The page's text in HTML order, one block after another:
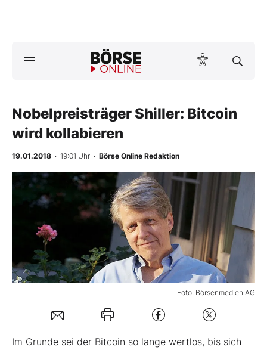
ktuelle Ausgabe BÖRSE ONLINE lesen
News
Anlageprodukte
Finanz-Check
Abo & Shop
BO-Musterdepots
Experten
Nobelpreisträger Shiller: Bitcoin
wird kollabieren
19.01.2018 · 19:01 Uhr · Börse Online Redaktion
Foto: Börsenmedien AG
Im Grunde sei der Bitcoin so lange wertlos, bis sich